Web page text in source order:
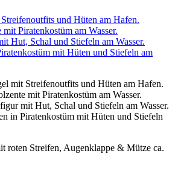
roten Streifen, Augenklappe & Mütze ca.